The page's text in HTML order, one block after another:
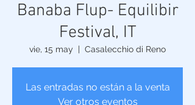
Banaba Flup- Equilibir
Festival, IT
vie, 15 may
  |
Casalecchio di Reno
Las entradas no están a la venta
Ver otros eventos